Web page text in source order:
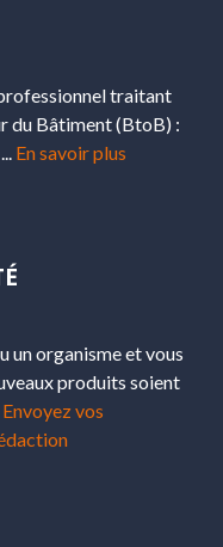
traitant
du Bâtiment (BtoB) :
En savoir plus
un organisme et vous
produits soient
Envoyez vos